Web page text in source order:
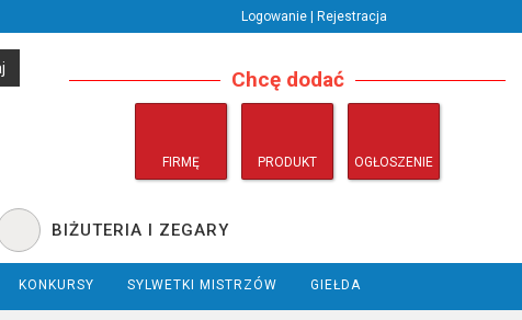
Logowanie | Rejestracja
Chcę dodać
FIRMĘ PRODUKT OGŁOSZENIE
BIŻUTERIA I ZEGARY
KONKURSY SYLWETKI MISTRZÓW GIEŁDA